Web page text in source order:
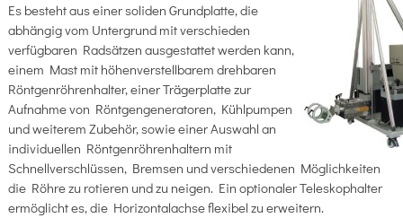
Es besteht aus einer soliden Grundplatte, die
abhängig vom Untergrund mit verschieden
verfügbaren Radsätzen ausgestattet werden kann,
einem Mast mit höhenverstellbarem drehbaren
Röntgenröhrenhalter, einer Trägerplatte zur
Aufnahme von Röntgengeneratoren, Kühlpumpen
und weiterem Zubehör, sowie einer Auswahl an
individuellen Röntgenröhrenhaltern mit
Schnellverschlüssen, Bremsen und verschiedenen Möglichkeiten
die Röhre zu rotieren und zu neigen. Ein optionaler Teleskophalter
ermöglicht es, die Horizontalachse flexibel zu erweitern.